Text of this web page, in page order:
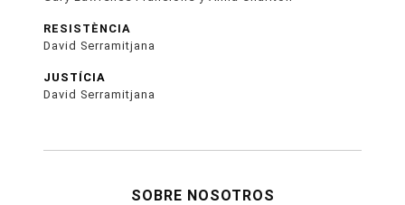
RESISTÈNCIA
David Serramitjana
JUSTÍCIA
David Serramitjana
SOBRE NOSOTROS